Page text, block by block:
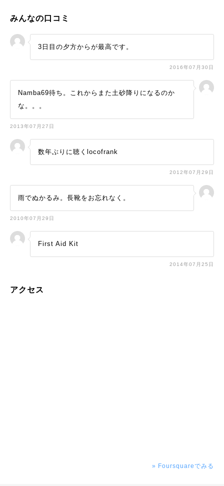
みんなの口コミ
3日目の夕方からが最高です。
2016年07月30日
Namba69待ち。これからまた土砂降りになるのか
な。。。
2013年07月27日
数年ぶりに聴くlocofrank
2012年07月29日
雨でぬかるみ。長靴をお忘れなく。
2010年07月29日
First Aid Kit
2014年07月25日
アクセス
» Foursquareでみる